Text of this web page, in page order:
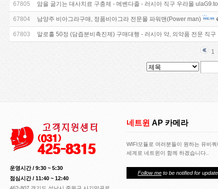
67805 암을 굶기는 대사치료 구충제 - 메벤다졸 - 러시아 직구 우라몰
67804 남양주 비아그라구매, 정품비아그라 전문몰 파워맨(Power man)
67803 알로홀 50정 (담즙분비촉진제) 구매대행 - 러시아 약, 의약품 전문 직구
1
운영시간 / 9:30 ~ 5:30
점심시간 / 11:40 ~ 12:40
네트윈 AP 카메라
WIFI모듈로 여러분들이 원하는 유비
세계로 네트윈이 함께 하겠습니다..
Follow me to be notified for